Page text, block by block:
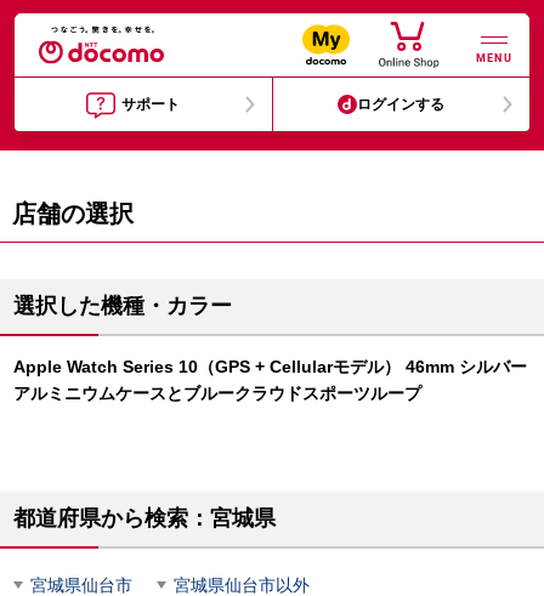
MENU
サポート ログインする
店舗の選択
選択した機種・カラー
Apple Watch Series 10（GPS + Cellularモデル） 46mm シルバー
アルミニウムケースとブルークラウドスポーツループ
都道府県から検索：宮城県
宮城県仙台市 宮城県仙台市以外